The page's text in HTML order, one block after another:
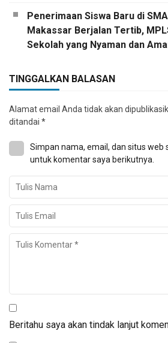
Penerimaan Siswa Baru di
Makassar Berjalan Tertib,
Sekolah yang Nyaman dan
TINGGALKAN BALASAN
Alamat email Anda tidak akan
ditandai *
Simpan nama, email, dan situs web
untuk komentar saya berikutnya.
Beritahu saya akan tindak lanjut